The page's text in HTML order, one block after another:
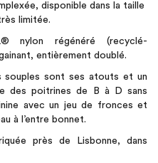
disponible dans la taille
limitée.
nylon régénéré (recyclé-
entièrement doublé.
souples sont ses atouts et un
des poitrines de B à D sans
avec un jeu de fronces et
à l’entre bonnet.
près de Lisbonne, dans